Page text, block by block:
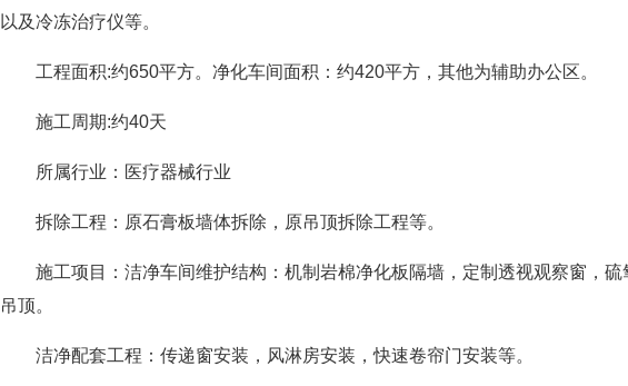
以及冷冻治疗仪等。
工程面积:约650平方。净化车间面积：约420平方，其他为辅助办公区。
施工周期:约40天
所属行业：医疗器械行业
拆除工程：原石膏板墙体拆除，原吊顶拆除工程等。
施工项目：洁净车间维护结构：机制岩棉净化板隔墙，定制透视观察窗，硫
吊顶。
洁净配套工程：传递窗安装，风淋房安装，快速卷帘门安装等。